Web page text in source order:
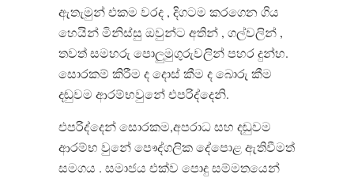
ඇතැමුන් එකම වරද , දිගටම කරගෙන ගිය
හෙයින් මිනිස්සු ඔවුන්ට අතින් , ගල්වලින් ,
තවත් සමහරු පොලුමුගුරුවලින් පහර දුන්හ.
සොරකම් කිරීම ද දොස් කීම ද බොරු කීම
දඬුවම ආරම්භවුනේ එපරිද්දෙනි.
එපරිද්දෙන් සොරකම,අපරාධ සහ දඬුවම
ආරම්භ වුනේ පෞද්ගලික දේපොළ ඇතිවීමත්
සමගය . සමාජය එක්ව පොදු සම්මතයෙන්